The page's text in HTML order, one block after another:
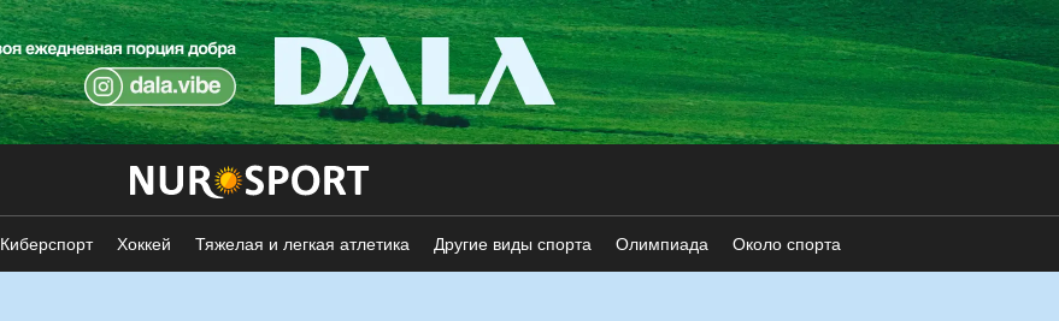
Киберспорт Хоккей Тяжелая и легкая атлетика Другие виды спорта Олимпиада Около спорта